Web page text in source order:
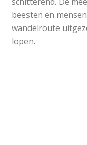
beesten en
wandelroute
lopen.